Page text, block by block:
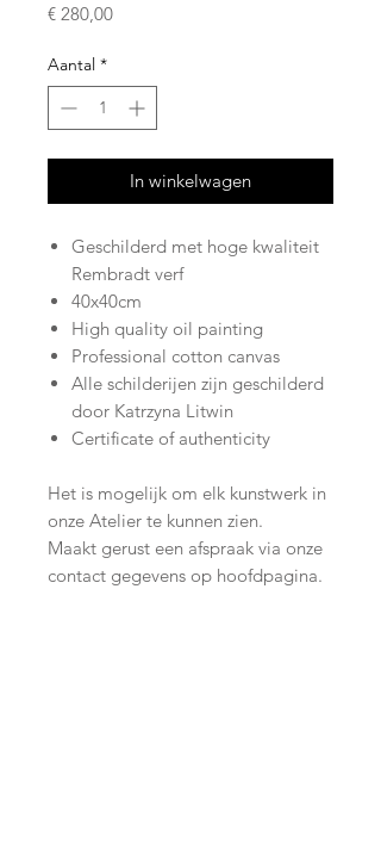
€ 280,00Prijs
Aantal *
In winkelwagen
Geschilderd met hoge kwaliteit
Rembradt verf
40x40cm
High quality oil painting
Professional cotton canvas
Alle schilderijen zijn geschilderd
door Katrzyna Litwin
Certificate of authenticity
Het is mogelijk om elk kunstwerk in
onze Atelier te kunnen zien.
Maakt gerust een afspraak via onze
contact gegevens op hoofdpagina.